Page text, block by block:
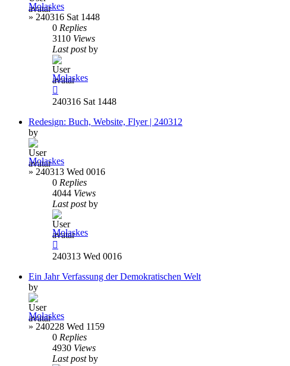
Molaskes
» 240316 Sat 1448
0 Replies
3110 Views
Last postby
Molaskes
240316 Sat 1448
Redesign: Buch, Website, Flyer | 240312
by
Molaskes
» 240313 Wed 0016
0 Replies
4044 Views
Last postby
Molaskes
240313 Wed 0016
Ein Jahr Verfassung der Demokratischen Welt
by
Molaskes
» 240228 Wed 1159
0 Replies
4930 Views
Last postby